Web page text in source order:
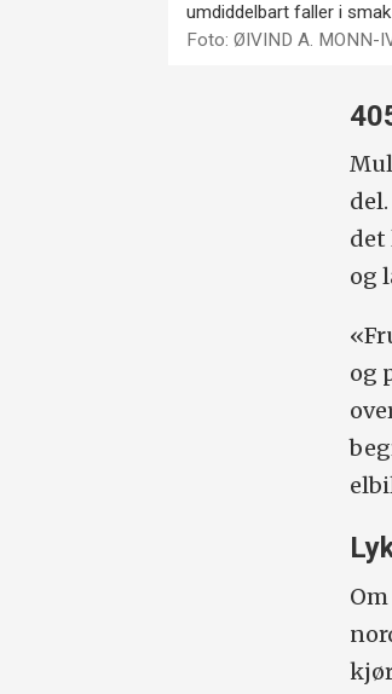
umdiddelbart faller i
Foto: ØIVIND A. MONN-
det
og
og